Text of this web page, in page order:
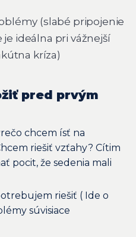
(slabé pripojenie
ideálna pri vážnejší
kríza)
pred prvým
chcem ísť na
riešiť vzťahy? Cítim
pocit, že sedenia mali
riešiť ( Ide o
súvisiace